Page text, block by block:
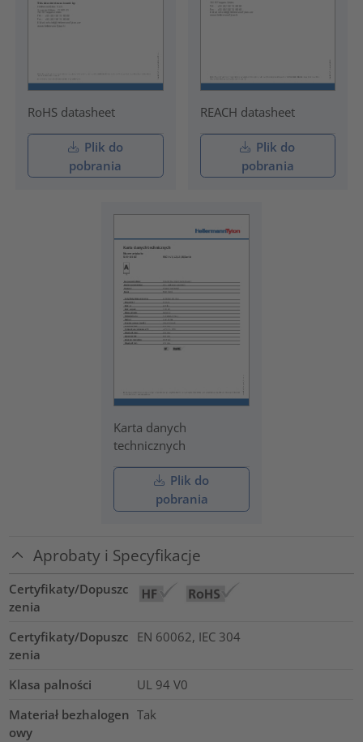
RoHS datasheet
Plik do
pobrania
REACH datasheet
Plik do
pobrania
Karta danych
technicznych
Plik do
pobrania
Aprobaty i Specyfikacje
Certyfikaty/Dopuszc
zenia
Certyfikaty/Dopuszc
zenia
EN 60062, IEC 304
Klasa palności
UL 94 V0
Materiał bezhalogen
owy
Tak